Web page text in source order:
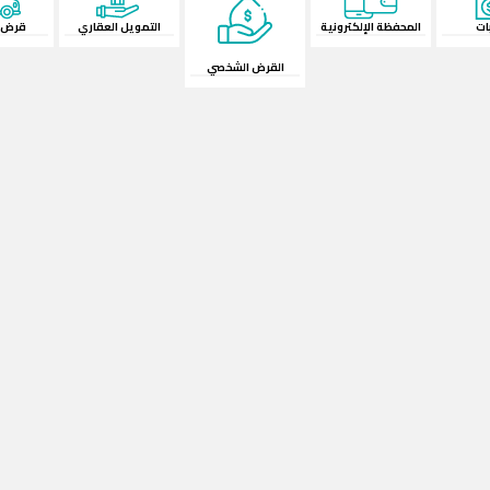
المحفظة الإلكترونية
القرض الشخصي
التمويل العقاري
قرض السيارة